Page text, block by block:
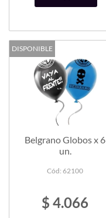
DISPONIBLE
Belgrano Globos x 6
un.
Cód: 62100
$ 4.066